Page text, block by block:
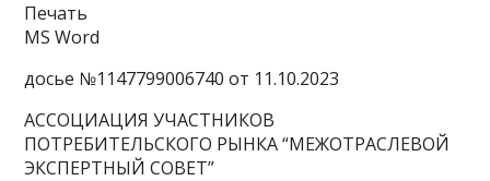
Печать
MS Word
досье №1147799006740 от 11.10.2023
АССОЦИАЦИЯ УЧАСТНИКОВ
ПОТРЕБИТЕЛЬСКОГО РЫНКА “МЕЖОТРАСЛЕВОЙ
ЭКСПЕРТНЫЙ СОВЕТ”